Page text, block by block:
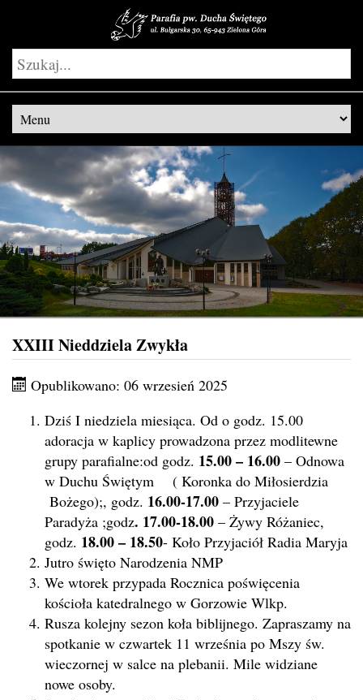
XXIII Nieddziela Zwykła
Opublikowano: 06 wrzesień 2025
Dziś I niedziela miesiąca. Od o godz. 15.00
adoracja w kaplicy prowadzona przez modlitewne
grupy parafialne:od godz. 15.00 – 16.00 – Odnowa
w Duchu Świętym ( Koronka do Miłosierdzia
Bożego);, godz. 16.00-17.00 – Przyjaciele
Paradyża ;godz. 17.00-18.00 – Żywy Różaniec,
godz. 18.00 – 18.50- Koło Przyjaciół Radia Maryja
Jutro święto Narodzenia NMP
We wtorek przypada Rocznica poświęcenia
kościoła katedralnego w Gorzowie Wlkp.
Rusza kolejny sezon koła biblijnego. Zapraszamy na
spotkanie w czwartek 11 września po Mszy św.
wieczornej w salce na plebanii. Mile widziane
nowe osoby.